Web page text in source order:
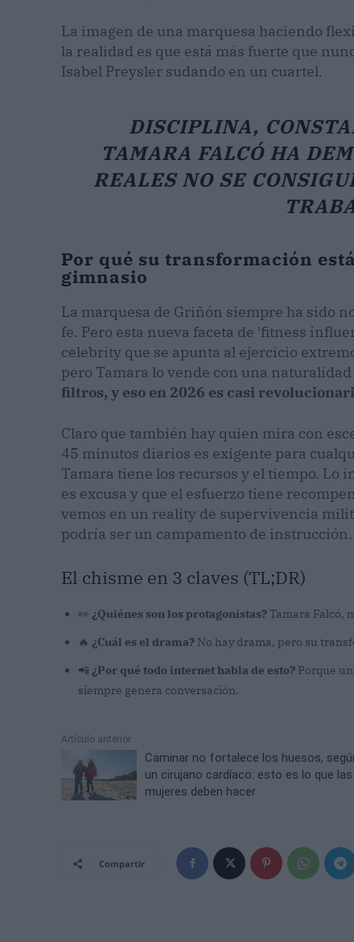
La imagen de una marquesa haciendo
la realidad es que está más fuerte que
Isabel Preysler sudando en un cuartel.
DISCIPLINA,
TAMARA FALCÓ HA
REALES NO SE
Por qué su transformación
gimnasio
La marquesa de Griñón siempre ha sido
fe. Pero esta nueva faceta de 'fitness
celebrity que se apunta al ejercicio
pero Tamara lo vende con una
filtros, y eso en 2026 es casi
Claro que también hay quien mira con
45 minutos diarios es exigente para
Tamara tiene los recursos y el tiempo. Lo
es excusa y que el esfuerzo tiene
vemos en un reality de supervivencia
podría ser un campamento de instrucción.
El chisme en 3 claves (TL;DR)
👀 ¿Quiénes son los protagonistas?Tamara Falcó,
🔥 ¿Cuál es el drama? No hay drama, pero su
📲 ¿Por qué todo internet habla de esto? Porque
siempre genera conversación.
Artículo anterior
Caminar no fortalece los huesos,
un cirujano cardíaco: esto es lo que las
mujeres deben hacer
Compartir